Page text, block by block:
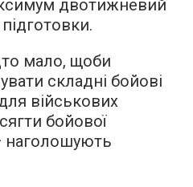
двотижневий
мало, щоби
складні бойові
військових
бойової
наголошують